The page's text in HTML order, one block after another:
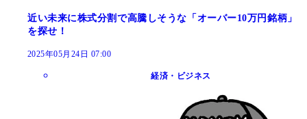
近い未来に株式分割で高騰しそうな「オーバー10万円銘柄」
を探せ！
2025年05月24日 07:00
経済・ビジネス